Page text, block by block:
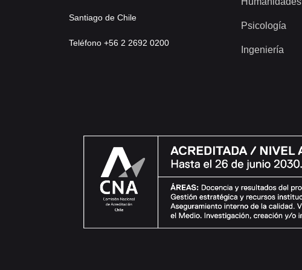
Santiago de Chile
Teléfono +56 2 2692 0200
Psicología
Ingeniería